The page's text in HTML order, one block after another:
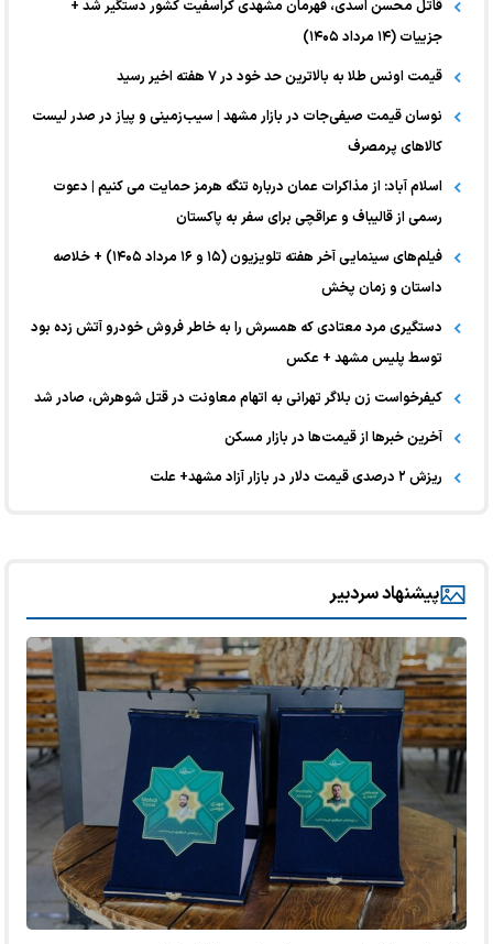
قاتل محسن اسدی، قهرمان مشهدی کراسفیت کشور دستگیر شد +
جزییات (۱۴ مرداد ۱۴۰۵)
قیمت اونس طلا به بالاترین حد خود در ۷ هفته اخیر رسید
نوسان قیمت صیفی‌جات در بازار مشهد | سیب‌زمینی و پیاز در صدر لیست
کالا‌های پرمصرف
اسلام آباد: از مذاکرات عمان درباره تنگه هرمز حمایت می کنیم | دعوت
رسمی از قالیباف و عراقچی برای سفر به پاکستان
فیلم‌های سینمایی آخر هفته تلویزیون (۱۵ و ۱۶ مرداد ۱۴۰۵) + خلاصه
داستان و زمان پخش
دستگیری مرد معتادی که همسرش را به خاطر فروش خودرو آتش زده بود
توسط پلیس مشهد + عکس
کیفرخواست زن بلاگر تهرانی به اتهام معاونت در قتل شوهرش، صادر شد
آخرین خبر‌ها از قیمت‌ها در بازار مسکن
ریزش ۲ درصدی قیمت دلار در بازار آزاد مشهد+ علت
پیشنهاد سردبیر